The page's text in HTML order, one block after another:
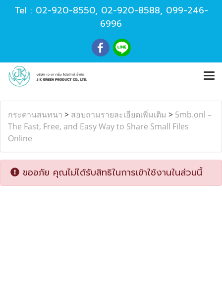
Tel : 02-920-8550, 02-920-8588, 099-246-
6996
กระดานสนทนา > สอบถามรายละเอียดเพิ่มเติม > 5mb.onl –
The Fast, Free, and Easy Way to Share Small Files
Online
ขออภัย คุณไม่ได้รับสิทธิในการเข้าใช้งานในส่วนนี้